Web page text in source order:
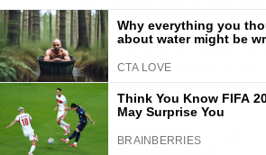
sussurrai: «Allora tu non
mia». Tre giorni dopo,
cartellina blu rivelò dove
davvero ogni singolo